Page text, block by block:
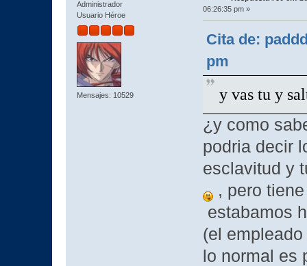
Administrador
Usuario Héroe
Mensajes: 10529
06:26:35 pm »
Cita de:
pm
y vas tu y
¿y como
podria decir
esclavitud y
, pero tiene
estabamos
(el
lo normal es